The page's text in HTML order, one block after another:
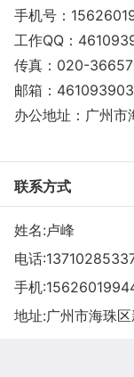
手机号：
工作QQ：
传真：020-
邮箱：
办公地址：广州
联系方式
姓名:卢峰
电话:
手机:
地址:广州市海珠